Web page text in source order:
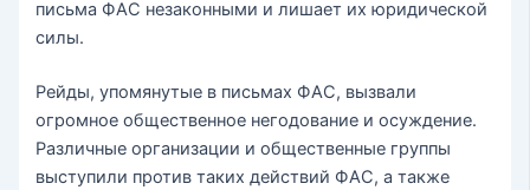
письма ФАС незаконными и лишает их юридической
силы.
Рейды, упомянутые в письмах ФАС, вызвали
огромное общественное негодование и осуждение.
Различные организации и общественные группы
выступили против таких действий ФАС, а также